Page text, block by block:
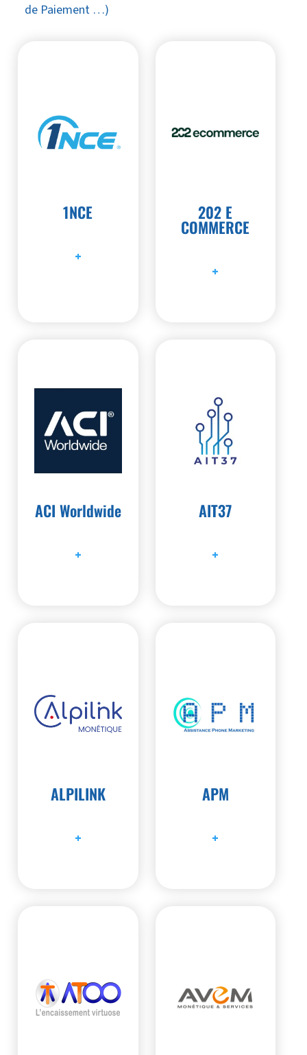
de Paiement …)
1NCE
+
202 E
COMMERCE
+
ACI Worldwide
+
AIT37
+
ALPILINK
+
APM
+